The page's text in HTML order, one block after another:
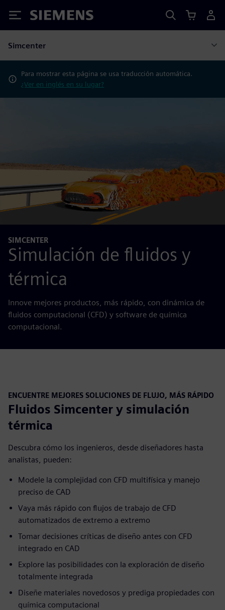
Siemens
Simcenter
Para mostrar esta página se usa traducción automática.
¿Ver en inglés en su lugar?
SIMCENTER
Simulación de fluidos y
térmica
Innove mejores productos, más rápido, con dinámica de
fluidos computacional (CFD) y software de química
computacional.
ENCUENTRE MEJORES SOLUCIONES DE FLUJO, MÁS RÁPIDO
Fluidos Simcenter y simulación
térmica
Descubra cómo los ingenieros, desde diseñadores hasta
analistas, pueden:
Modele la complejidad con CFD multifísica y manejo
preciso de CAD
Vaya más rápido con flujos de trabajo de CFD
automatizados de extremo a extremo
Tomar decisiones críticas de diseño antes con CFD
integrado en CAD
Explore las posibilidades con la exploración de diseño
totalmente integrada
Diseñe materiales novedosos y prediga propiedades con
química computacional